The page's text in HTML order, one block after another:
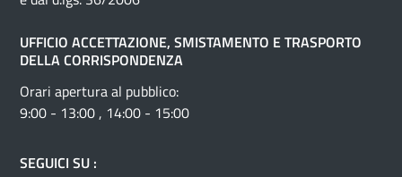
UFFICIO ACCETTAZIONE, SMISTAMENTO E TRASPORTO
DELLA CORRISPONDENZA
Orari apertura al pubblico:
9:00 - 13:00 , 14:00 - 15:00
SEGUICI SU :